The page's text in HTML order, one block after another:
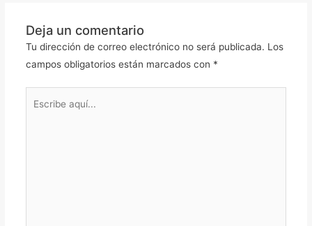
Deja un comentario
Tu dirección de correo electrónico no será publicada. Los
campos obligatorios están marcados con *